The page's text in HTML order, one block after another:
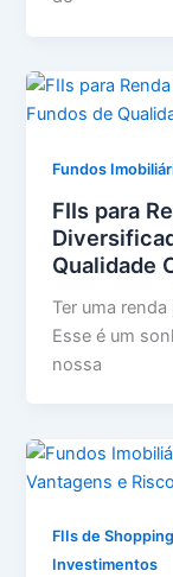
Fundos
FIIs para
Qualidade
Ter uma
Esse é um
nossa
FIIs de Shopping
Investimentos